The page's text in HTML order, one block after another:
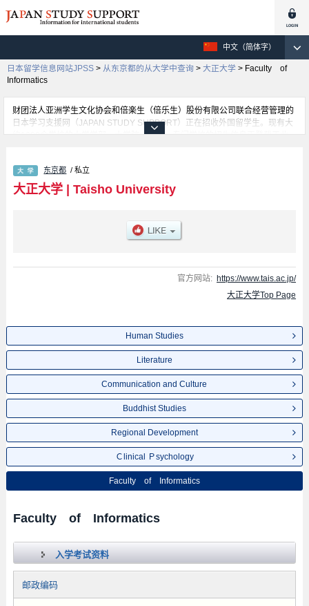
中文（简体字）
日本留学信息网站JPSS > 从东京都的从大学中查询 > 大正大学 > Faculty of
Informatics
财团法人亚洲学生文化协会和倍楽生（倍乐生）股份有限公司联合经营管理的
日本学习支援网（JAPAN STUDY SUPPORT）正在招收外国留学生。现有大
约1300个学校的大学学部、大学院、短大、专门学校的招生信息正登载于此
学部、Communication and Culture 学部、Buddhist Studies 学部、Regional
Development 学部、Ｃlinical Ｐsychology 学部、Faculty of Informatics 学
部等各学部的不同信息。招收名额、合格人数等考试信息，以及设施介绍、联
东京都 / 私立
大正大学| Taisho University
官方网站: https://www.tais.ac.jp/
大正大学Top Page
Human Studies
Literature
Communication and Culture
Buddhist Studies
Regional Development
Ｃlinical Ｐsychology
Faculty of Informatics
Faculty of Informatics
入学考试资料
邮政编码